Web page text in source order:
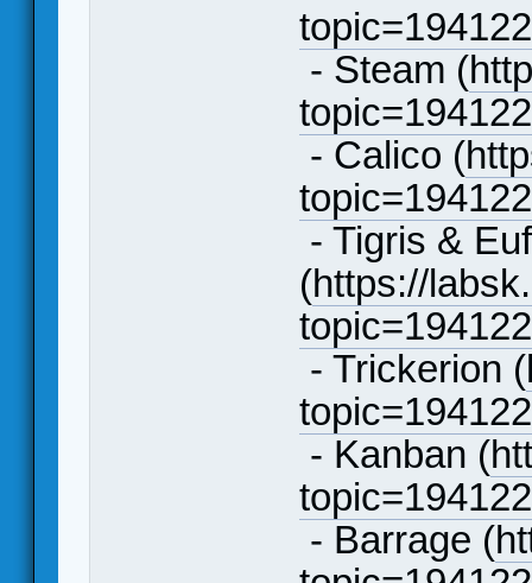
- Steam (
- Calico (
- Tigris &
(https://
- Trickerion (
- Kanban (
- Barrage (